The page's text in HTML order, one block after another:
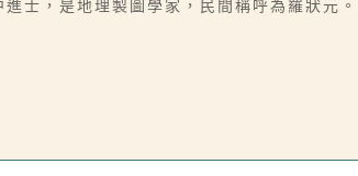
士，是地理製圖學家，民間稱呼為羅狀元。